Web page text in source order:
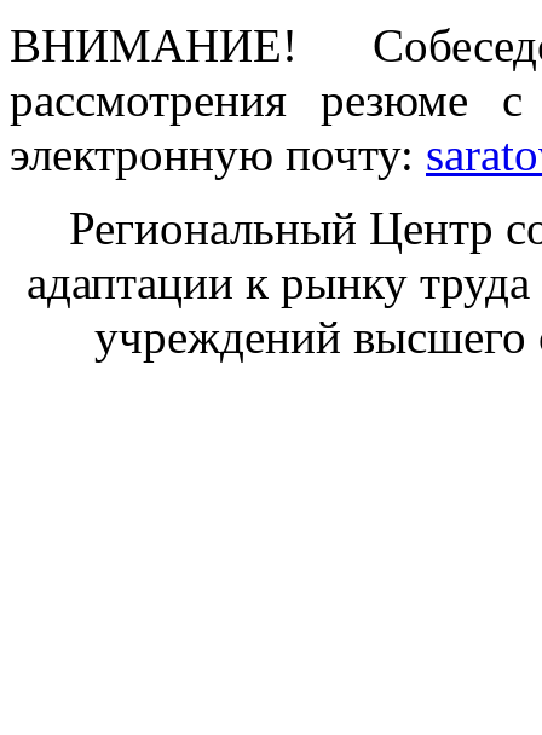
ВНИМАНИЕ!
рассмотрения резюме
электронную почту:
Региональный Центр
адаптации к рынку
учреждений